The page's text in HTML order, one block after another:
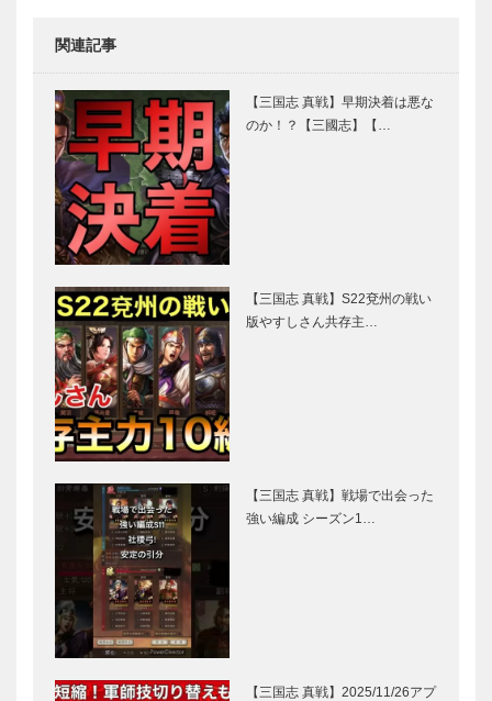
関連記事
【三国志 真戦】早期決着は悪な
のか！？【三國志】【…
【三国志 真戦】S22兗州の戦い
版やすしさん共存主…
【三国志 真戦】戦場で出会った
強い編成 シーズン1…
【三国志 真戦】2025/11/26アプ